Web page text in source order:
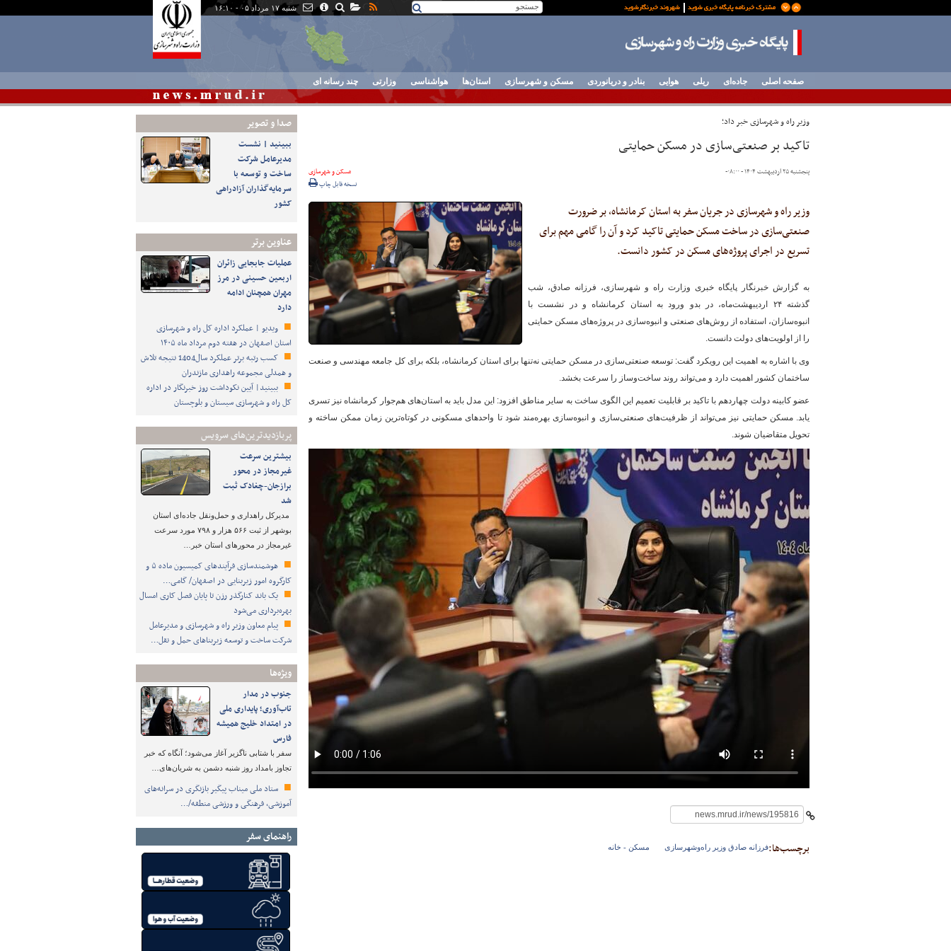
شنبه ۱۷ مرداد ۰۵ - ۱۶:۱۰
پایگاه خبری وزارت راه و
صفحه اصلی جاده‌ای ریلی هوایی بنادر و دریانوردی مسکن و شهرسازی استان‌ها هواشناسی وزارتی چند رسانه ای
صدا و تصوير
ببینید | نشست
مدیرعامل شرکت
ساخت و توسعه با
سرمایه‌گذاران آزادراهی
کشور
عناوین برتر
عملیات جابجایی زائران
اربعین حسینی در مرز
مهران همچنان ادامه
دارد
ویدیو | عملکرد اداره کل راه و شهرسازی
استان اصفهان در هفته دوم مرداد ماه ۱۴۰۵
کسب رتبه برتر عملکرد سال1404 نتیجه تلاش
و همدلی مجموعه راهداری مازندران
ببینید| آیین نکوداشت روز خبرنگار در اداره
کل راه و شهرسازی سیستان و بلوچستان
پربازدیدترین‌های سرویس
بیشترین سرعت
غیرمجاز در محور
برازجان-چغادک ثبت
شد
مدیرکل راهداری و حمل‌ونقل جاده‌ای استان
بوشهر از ثبت ۵۶۶ هزار و ۷۹۸ مورد سرعت
غیرمجاز در محورهای استان خبر…
هوشمندسازی فرآیندهای کمیسیون ماده ۵ و
کارگروه امور زیربنایی در اصفهان/ گامی…
یک باند کنارگذر رزن تا پایان فصل کاری امسال
بهره‌برداری می‌شود
پیام معاون وزیر راه و شهرسازی و مدیرعامل
شرکت ساخت و توسعه زیربناهای حمل و نقل…
ویژه‌ها
جنوب در مدار
تاب‌آوری؛ پایداری ملی
در امتداد خلیج همیشه
فارس
سفر با شتابی ناگزیر آغاز می‌شود؛ آنگاه که خبر
تجاوز بامداد روز شنبه دشمن به شریان‌های…
ستاد ملی میناب پیگیر بازنگری در سرانه‌های
آموزشی، فرهنگی و ورزشی منطقه/…
راهنمای سفر
وزیر راه و شهرسازی خبر داد؛
تاکید بر صنعتی‌سازی در مسکن حمایتی
پنجشنبه ۲۵ اردیبهشت ۱۴۰۴ - ۰۸:۰۰ -
مسکن و شهرسازی
نسخه قابل چاپ
وزیر راه و شهرسازی در جریان سفر به استان کرمانشاه، بر ضرورت
صنعتی‌سازی در ساخت مسکن حمایتی تاکید کرد و آن را گامی مهم برای
تسریع در اجرای پروژه‌های مسکن در کشور دانست.
به گزارش خبرنگار پایگاه خبری وزارت راه و شهرسازی، فرزانه صادق، شب
گذشته ۲۴ اردیبهشت‌ماه، در بدو ورود به استان کرمانشاه و در نشست با
انبوه‌سازان، استفاده از روش‌های صنعتی و انبوه‌سازی در پروژه‌های مسکن حمایتی
را از اولویت‌های دولت دانست.
وی با اشاره به اهمیت این رویکرد گفت: توسعه صنعتی‌سازی در مسکن حمایتی نه‌تنها برای استان کرمانشاه، بلکه برای کل جامعه مهندسی و صنعت
ساختمان کشور اهمیت دارد و می‌تواند روند ساخت‌وساز را سرعت بخشد.
عضو کابینه دولت چهاردهم با تاکید بر قابلیت تعمیم این الگوی ساخت به سایر مناطق افزود: این مدل باید به استان‌های هم‌جوار کرمانشاه نیز تسری
یابد. مسکن حمایتی نیز می‌تواند از ظرفیت‌های صنعتی‌سازی و انبوه‌سازی بهره‌مند شود تا واحدهای مسکونی در کوتاه‌ترین زمان ممکن ساخته و
تحویل متقاضیان شوند.
برچسب‌ها:فرزانه صادق وزیر راه‌وشهرسازی مسکن - خانه